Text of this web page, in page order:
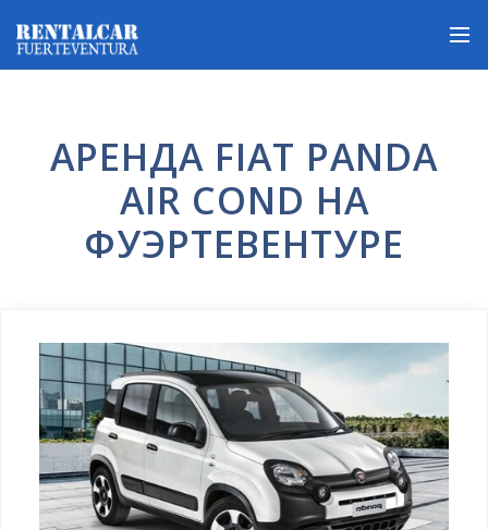
АРЕНДА FIAT PANDA
AIR COND НА
ФУЭРТЕВЕНТУРЕ